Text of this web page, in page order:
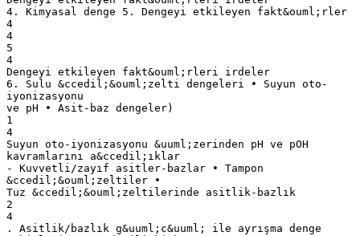
4. Kimyasal denge 5. Dengeyi etkileyen fakt&ouml;rler
4
4
5
4
Dengeyi etkileyen fakt&ouml;rleri irdeler
6. Sulu &ccedil;&ouml;zelti dengeleri • Suyun oto-
iyonizasyonu
ve pH • Asit-baz dengeler)
1
4
Suyun oto-iyonizasyonu &uuml;zerinden pH ve pOH
kavramlarını a&ccedil;ıklar
- Kuvvetli/zayıf asitler-bazlar • Tampon
&ccedil;&ouml;zeltiler •
Tuz &ccedil;&ouml;zeltilerinde asitlik-bazlık
2
4
. Asitlik/bazlık g&uuml;c&uuml; ile ayrışma denge